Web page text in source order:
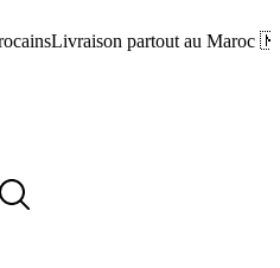
Livraison partout au Maroc